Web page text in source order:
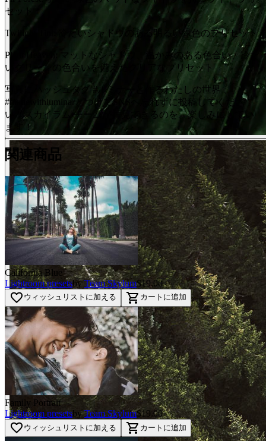
BEFORE
arrow_back_ios
arrow_forward_ios
セット
Twilight Tint: 冷たいシャドウのある明るい緑色のプリセット
Plant Heaven: マットなシャドウ、温かみのある色合い、冷た
いグリーンの色合いを備えたクリアなプリセット
写真にハッシュタグ #ルミナーと作るわたしの世界 、
#madewithluminarとつけてSNSヘ忘れずに投稿してくださ
い！スカイラム チームが拝見できるのを、楽しみにしてい
ます！
関連商品
California Blue
Lightroom presetsby Team Skylum$19.00
favorite_border ウィッシュリストに加える shopping_cart カートに追加
Family Portrait
Lightroom presetsby Team Skylum$19.00
favorite_border ウィッシュリストに加える shopping_cart カートに追加